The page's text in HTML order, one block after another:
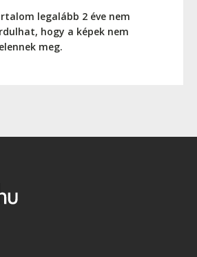
legalább 2 éve nem
hogy a képek nem
meg.